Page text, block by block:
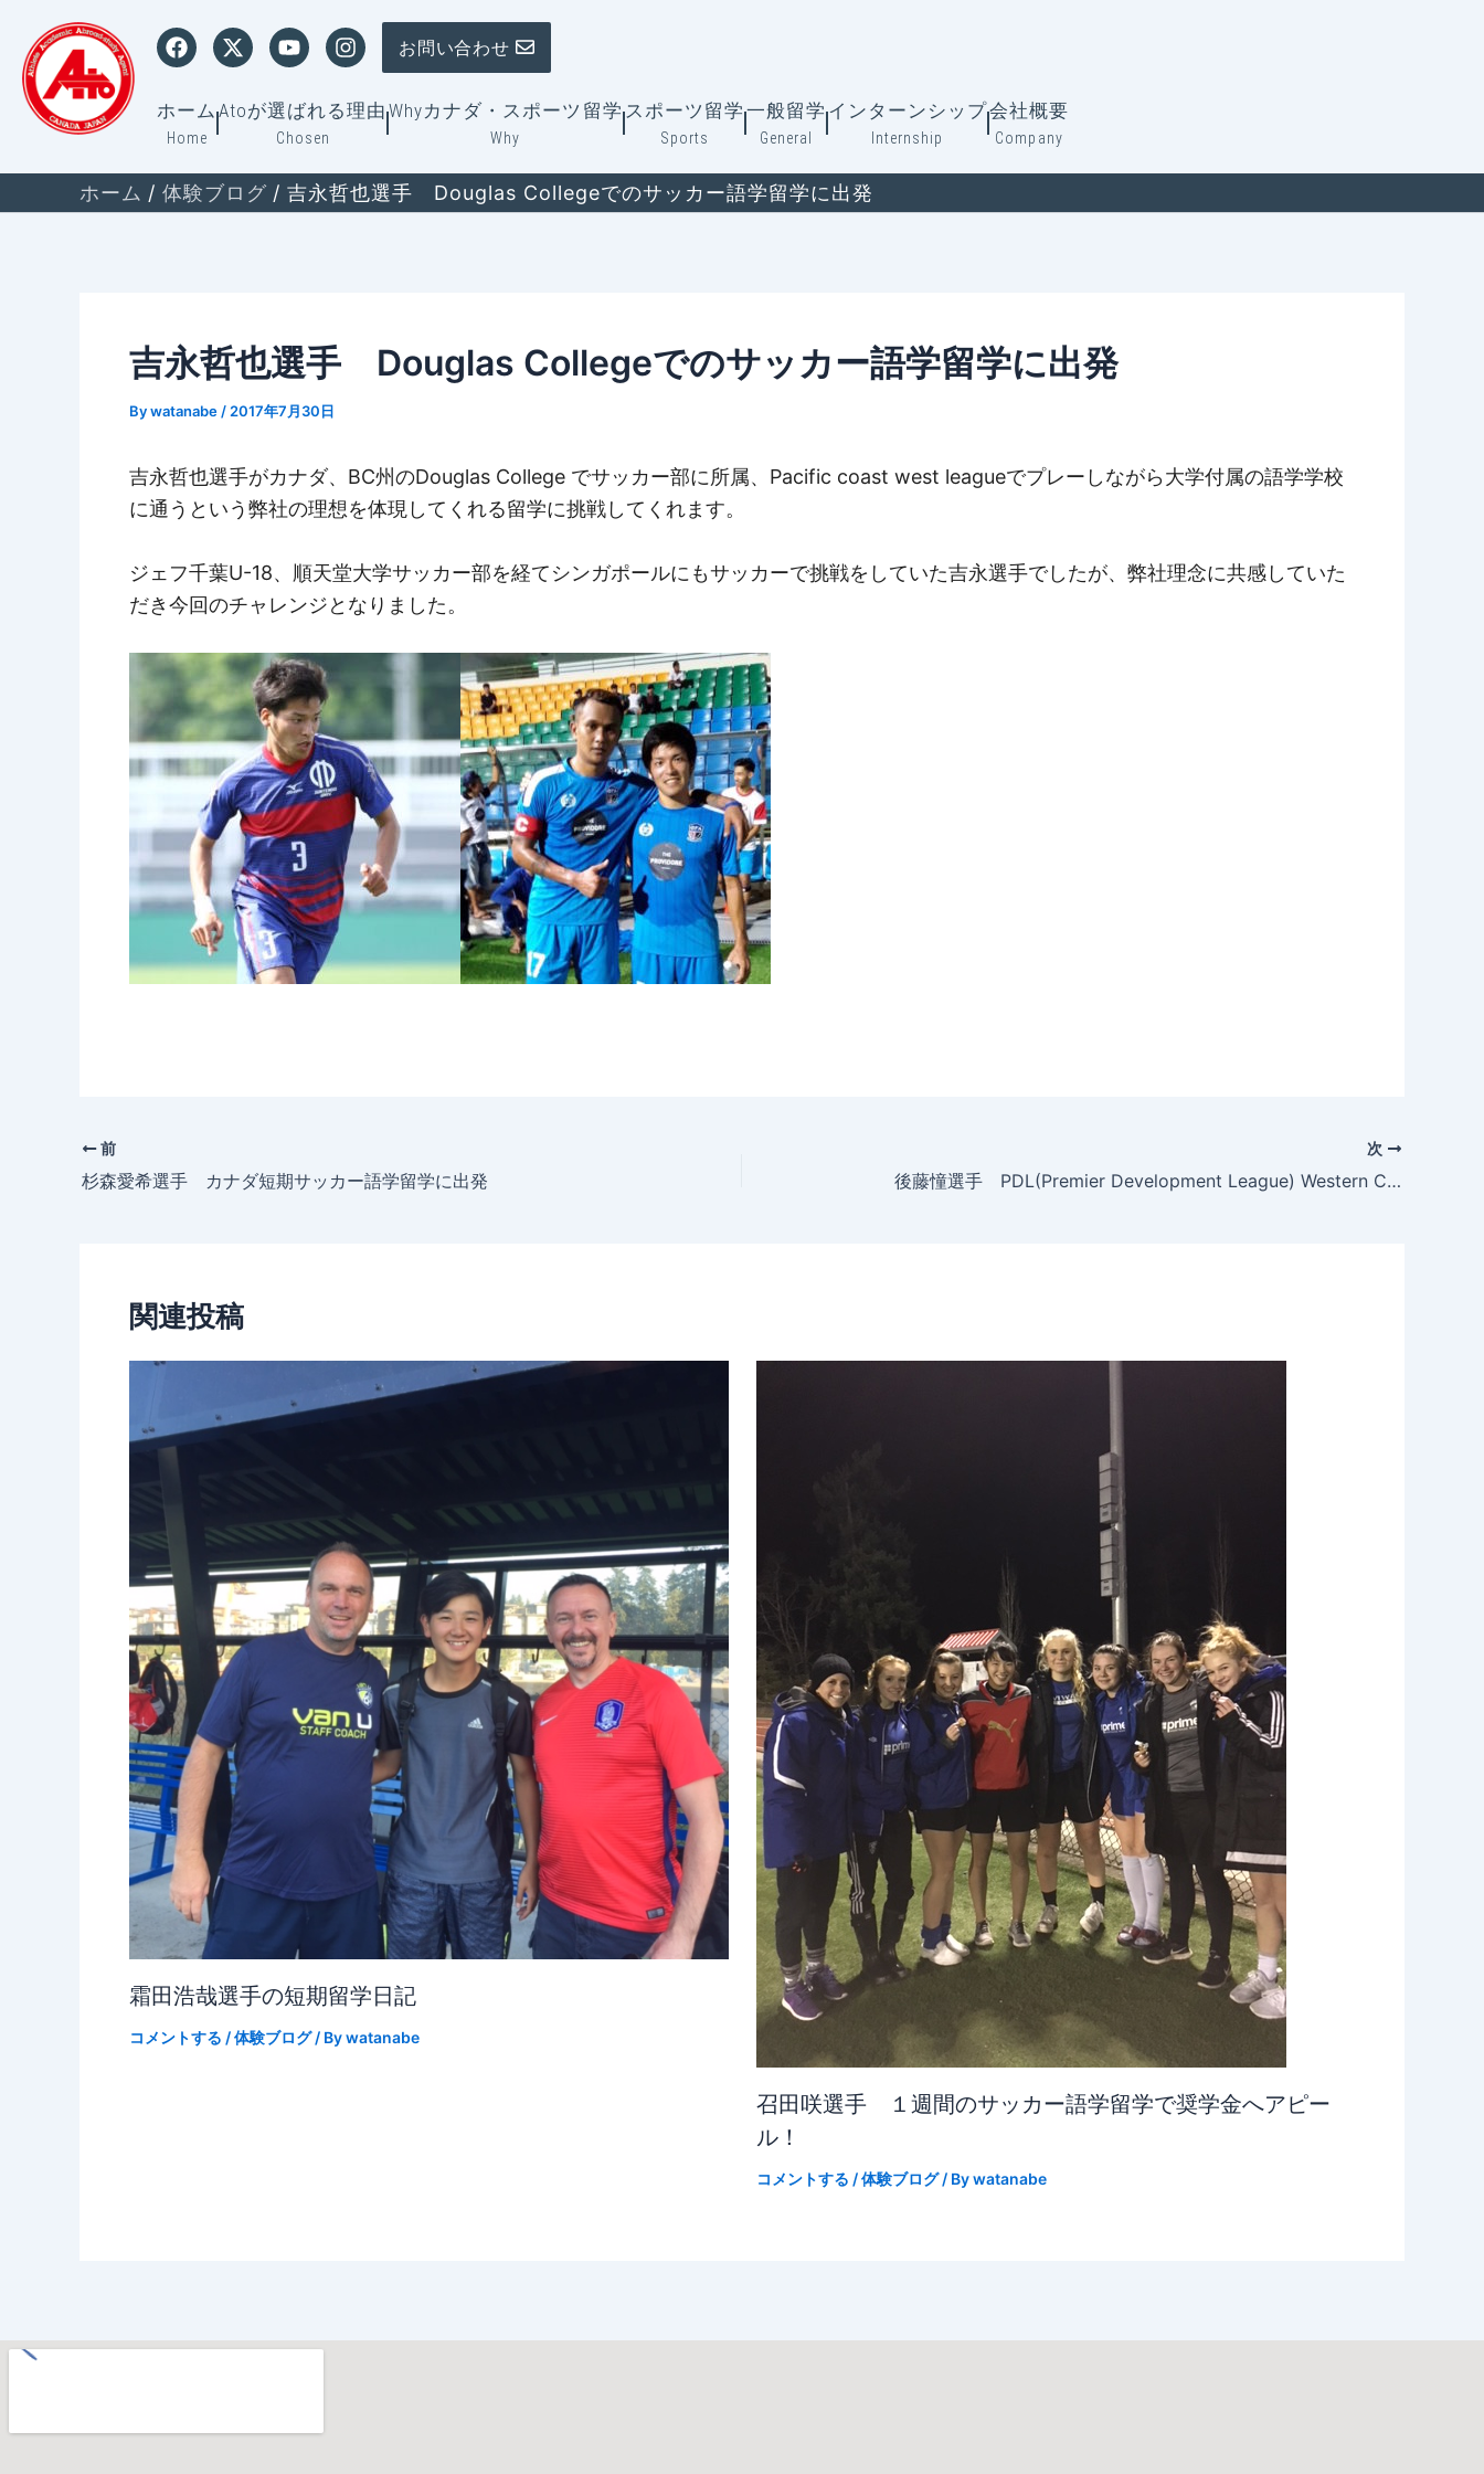
ッ
プ
F
a
c
b
o
k
X
-
t
w
i
e
r
Y
o
u
t
u
b
I
n
s
t
a
a
m
お問い合わせ
ホーム
Home
Atoが選ばれる理由
Chosen
Whyカナダ・スポーツ留学
Why
スポーツ留学
Sports
一般留学
General
インターンシップ
Internship
会社概要
Company
ホーム 体験ブログ 吉永哲也選手 Douglas Collegeでのサッカー語学留学に出発
吉永哲也選手 Douglas Collegeでのサッカー語学留学に出発
Bywatanabe / 2017年7月30日
吉永哲也選手がカナダ、BC州のDouglas College でサッカー部に所属、Pacific coast west leagueでプレーしながら大学付属の語学学校
に通うという弊社の理想を体現してくれる留学に挑戦してくれます。
ジェフ千葉U-18、順天堂大学サッカー部を経てシンガポールにもサッカーで挑戦をしていた吉永選手でしたが、弊社理念に共感していた
だき今回のチャレンジとなりました。
前
杉森愛希選手 カナダ短期サッカー語学留学に出発
次
後藤憧選手 PDL(Premier Development League) Western Conference, Northwest Division ベスト11に選出！
関連投稿
霜田浩哉選手の短期留学日記
コメントする /体験ブログ/ Bywatanabe
召田咲選手 １週間のサッカー語学留学で奨学金へアピー
ル！
コメントする /体験ブログ/ Bywatanabe